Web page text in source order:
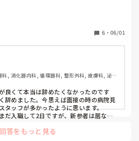
良くないところや、やりたい事がよ
した。
ったよなど、今後のキャリアを考えた
6 ・ 06/01
科, 消化器内科, 循環器科, 整形外科, 皮膚科, 泌尿
良くて本当は辞めたくなかったのです
辞めました。今思えば面接の時の病院見
タッフが多かったように思います。
だ入職して2日ですが、新参者は居ない
少なくあまり印象がわからずに入ってし
回答をもっと見る